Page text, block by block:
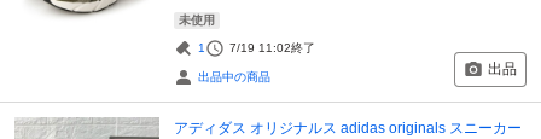
未使用
1 7/19 11:02終了
出品中の商品 出品
アディダス オリジナルス adidas originals スニーカー